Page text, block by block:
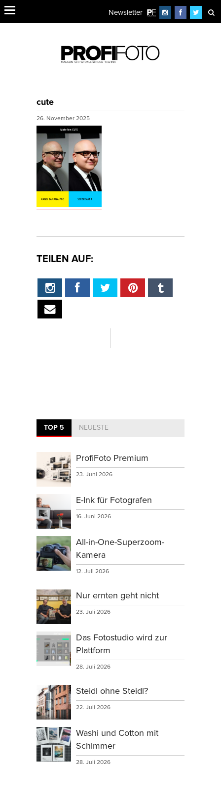
Newsletter
cute
26. November 2025
TEILEN AUF:
TOP 5 NEUESTE
ProfiFoto Premium
23. Juni 2026
E-Ink für Fotografen
16. Juni 2026
All-in-One-Superzoom-
Kamera
12. Juli 2026
Nur ernten geht nicht
23. Juli 2026
Das Fotostudio wird zur
Plattform
28. Juli 2026
Steidl ohne Steidl?
22. Juli 2026
Washi und Cotton mit
Schimmer
28. Juli 2026